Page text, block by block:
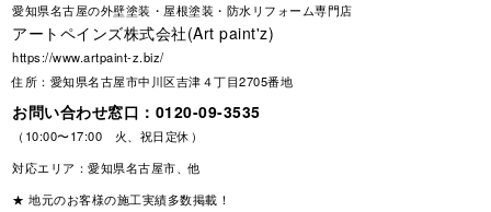
愛知県名古屋の外壁塗装・屋根塗装・防水リフォーム専門店
アートペインズ株式会社(Art paint'z)
https://www.artpaint-z.biz/
住所：愛知県名古屋市中川区吉津４丁目2705番地
お問い合わせ窓口： 0120-09-3535
（10:00〜17:00 火、祝日定休）
対応エリア：愛知県名古屋市、他
★ 地元のお客様の施工実績多数掲載！